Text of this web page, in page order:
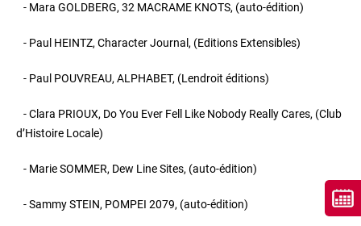
- Mara GOLDBERG, 32 MACRAME KNOTS, (auto-édition)
- Paul HEINTZ, Character Journal, (Editions Extensibles)
- Paul POUVREAU, ALPHABET, (Lendroit éditions)
- Clara PRIOUX, Do You Ever Fell Like Nobody Really Cares, (Club
d’Histoire Locale)
- Marie SOMMER, Dew Line Sites, (auto-édition)
- Sammy STEIN, POMPEI 2079, (auto-édition)